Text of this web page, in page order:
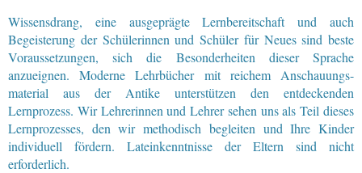
Wissensdrang, eine ausgeprägte Lernbereitschaft und auch
Begeisterung der Schülerinnen und Schüler für Neues sind beste
Voraussetzungen, sich die Besonderheiten dieser Sprache
anzueignen. Moderne Lehrbücher mit reichem Anschauungs-
material aus der Antike unterstützen den entdeckenden
Lernprozess. Wir Lehrerinnen und Lehrer sehen uns als Teil dieses
Lernprozesses, den wir methodisch begleiten und Ihre Kinder
individuell fördern. Lateinkenntnisse der Eltern sind nicht
erforderlich.